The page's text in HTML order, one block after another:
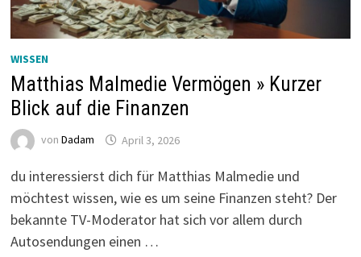
WISSEN
Matthias Malmedie Vermögen » Kurzer
Blick auf die Finanzen
von Dadam April 3, 2026
du interessierst dich für Matthias Malmedie und
möchtest wissen, wie es um seine Finanzen steht? Der
bekannte TV-Moderator hat sich vor allem durch
Autosendungen einen …